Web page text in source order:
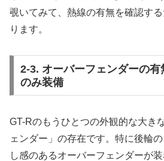
覗いてみて、熱線の有無を確認す
ります。
2-3. オーバーフェンダーの有
のみ装備
GT-Rのもうひとつの外観的な大き
ェンダー」の存在です。特に後輪
し感のあるオーバーフェンダーが